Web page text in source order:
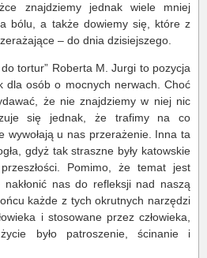
znajdziemy jednak wiele mniej
bólu, a także dowiemy się, które z
– do dnia dzisiejszego.
tortur” Roberta M. Jurgi to pozycja
dla osób o mocnych nerwach. Choć
że nie znajdziemy w niej nic
się jednak, że trafimy na co
wywołają u nas przerażenie. Inna ta
gdyż tak straszne były katowskie
Pomimo, że temat jest
nas do refleksji nad naszą
każde z tych okrutnych narzędzi
i stosowane przez człowieka,
było patroszenie, ścinanie i